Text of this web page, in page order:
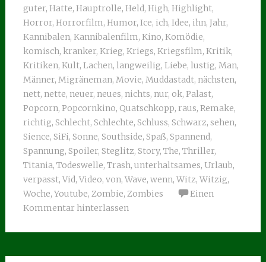
guter, Hatte, Hauptrolle, Held, High, Highlight,
Horror, Horrorfilm, Humor, Ice, ich, Idee, ihn, Jahr,
Kannibalen, Kannibalenfilm, Kino, Komödie,
komisch, kranker, Krieg, Kriegs, Kriegsfilm, Kritik,
Kritiken, Kult, Lachen, langweilig, Liebe, lustig, Man,
Männer, Migräneman, Movie, Muddastadt, nächsten,
nett, nette, neuer, neues, nichts, nur, ok, Palast,
Popcorn, Popcornkino, Quatschkopp, raus, Remake,
richtig, Schlecht, Schlechte, Schluss, Schwarz, sehen,
Sience, SiFi, Sonne, Southside, Spaß, Spannend,
Spannung, Spoiler, Steglitz, Story, The, Thriller,
Titania, Todeswelle, Trash, unterhaltsames, Urlaub,
verpasst, Vid, Video, von, Wave, wenn, Witz, Witzig,
Woche, Youtube, Zombie, Zombies
Einen
Kommentar hinterlassen